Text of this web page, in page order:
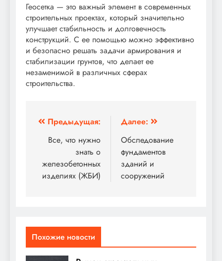
Геосетка — это важный элемент в современных
строительных проектах, который значительно
улучшает стабильность и долговечность
конструкций. С ее помощью можно эффективно
и безопасно решать задачи армирования и
стабилизации грунтов, что делает ее
незаменимой в различных сферах
строительства.
Навигация
по
записям
Предыдущая:
Все, что нужно
знать о
железобетонных
изделиях (ЖБИ)
Далее:
Обследование
фундаментов
зданий и
сооружений
Похожие новости